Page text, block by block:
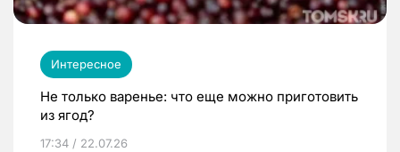
Интересное
Не только варенье: что еще можно приготовить
из ягод?
17:34 / 22.07.26